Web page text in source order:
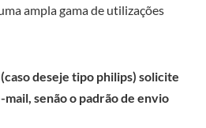
ampla gama de utilizações
deseje tipo philips) solicite
mail, senão o padrão de envio